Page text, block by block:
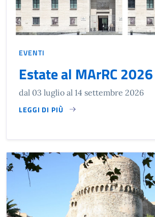
EVENTI
Estate al MArRC 2026
dal 03 luglio al 14 settembre 2026
LEGGI DI PIÙ
SU ESTATE AL MARRC 2026…